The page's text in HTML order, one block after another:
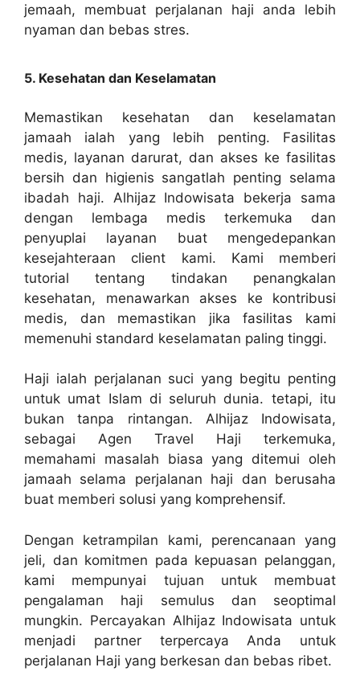
jemaah, membuat perjalanan haji anda lebih
nyaman dan bebas stres.
5. Kesehatan dan Keselamatan
Memastikan kesehatan dan keselamatan
jamaah ialah yang lebih penting. Fasilitas
medis, layanan darurat, dan akses ke fasilitas
bersih dan higienis sangatlah penting selama
ibadah haji. Alhijaz Indowisata bekerja sama
dengan lembaga medis terkemuka dan
penyuplai layanan buat mengedepankan
kesejahteraan client kami. Kami memberi
tutorial tentang tindakan penangkalan
kesehatan, menawarkan akses ke kontribusi
medis, dan memastikan jika fasilitas kami
memenuhi standard keselamatan paling tinggi.
Haji ialah perjalanan suci yang begitu penting
untuk umat Islam di seluruh dunia. tetapi, itu
bukan tanpa rintangan. Alhijaz Indowisata,
sebagai Agen Travel Haji terkemuka,
memahami masalah biasa yang ditemui oleh
jamaah selama perjalanan haji dan berusaha
buat memberi solusi yang komprehensif.
Dengan ketrampilan kami, perencanaan yang
jeli, dan komitmen pada kepuasan pelanggan,
kami mempunyai tujuan untuk membuat
pengalaman haji semulus dan seoptimal
mungkin. Percayakan Alhijaz Indowisata untuk
menjadi partner terpercaya Anda untuk
perjalanan Haji yang berkesan dan bebas ribet.